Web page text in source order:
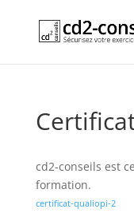
cd2-conseils est
formation.
certificat-qualiopi-2